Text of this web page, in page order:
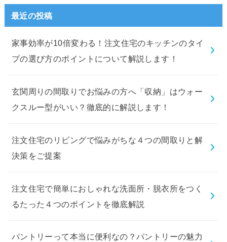
最近の投稿
家事効率が10倍変わる！注文住宅のキッチンのタイ
プの選び方のポイントについて解説します！
玄関周りの間取りでお悩みの方へ「収納」はウォー
クスルー型がいい？徹底的に解説します！
注文住宅のリビングで悩みがちな４つの間取りと解
決策をご提案
注文住宅で簡単におしゃれな洗面所・脱衣所をつく
るたった４つのポイントを徹底解説
パントリーって本当に便利なの？パントリーの魅力